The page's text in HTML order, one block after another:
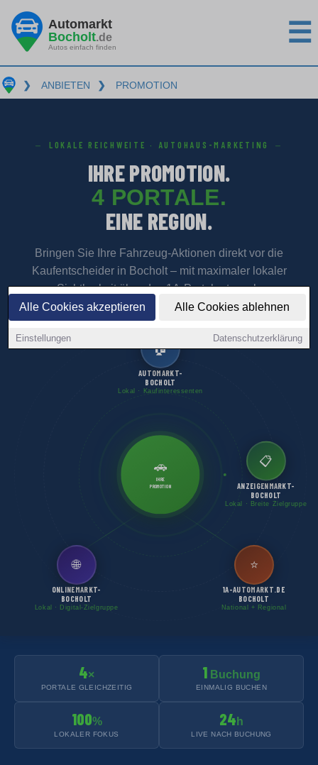
Alle Cookies akzeptieren Alle Cookies ablehnen
Einstellungen Datenschutzerklärung
Automarkt
Bocholt.de
Autos einfach finden ☰
❯ ANBIETEN ❯ PROMOTION
LOKALE REICHWEITE · AUTOHAUS-MARKETING
IHRE PROMOTION.
4 PORTALE.
EINE REGION.
Bringen Sie Ihre Fahrzeug-Aktionen direkt vor die
Kaufentscheider in Bocholt – mit maximaler lokaler
Sichtbarkeit über das 1A-Portalnetzwerk.
🚗
IHRE
PROMOTION
🏠
AUTOMARKT-
BOCHOLT
Lokal · Kaufinteressenten
📋
ANZEIGENMARKT-
BOCHOLT
Lokal · Breite Zielgruppe
🌐
ONLINEMARKT-
BOCHOLT
Lokal · Digital-Zielgruppe
⭐
1A-AUTOMARKT.DE
BOCHOLT
National + Regional
4×
PORTALE GLEICHZEITIG
1 Buchung
EINMALIG BUCHEN
100%
LOKALER FOKUS
24 h
LIVE NACH BUCHUNG